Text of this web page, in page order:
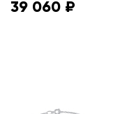
39 060 ₽